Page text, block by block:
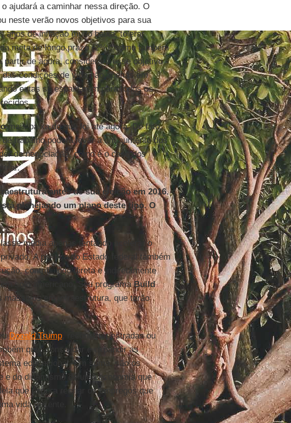
ajudará a caminhar nessa direção. O
neste verão novos objetivos para sua
anos de inflação muito baixa, tolerar
meta de longo prazo (2%), como também
de agora, considerará esse objetivo
condições de vida não apenas em
estas se espalharem para todos os
mais baixa do que foi até agora. De fato,
trabalho poderá levar a um aumento dos
de negociação, como é o caso dos
antes de sua eleição em 2016.
planejando um plano deste tipo. O
média apenas tentando acelerar o
A política do Estado federal também
contribuindo direta e indiretamente
solo americano. Seu programaBuild
em infraestrutura, que terão
Donald Trump, reconstruir estradas ou
quer consolidar e expandir as
educacional. Em suma, são os
do dinamismo de uma economia que
que espera recriar os empregos que
vida decente.